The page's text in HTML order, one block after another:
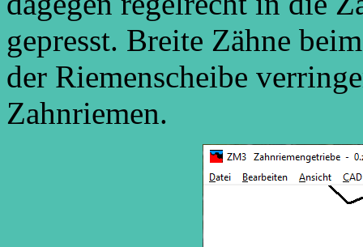
gepresst. Breite Zähne
der Riemenscheibe
Zahnriemen.